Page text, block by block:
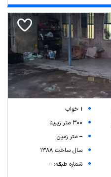
1 خواب
300 متر زیربنا
-- متر زمین
سال ساخت 1388
شماره طبقه: --